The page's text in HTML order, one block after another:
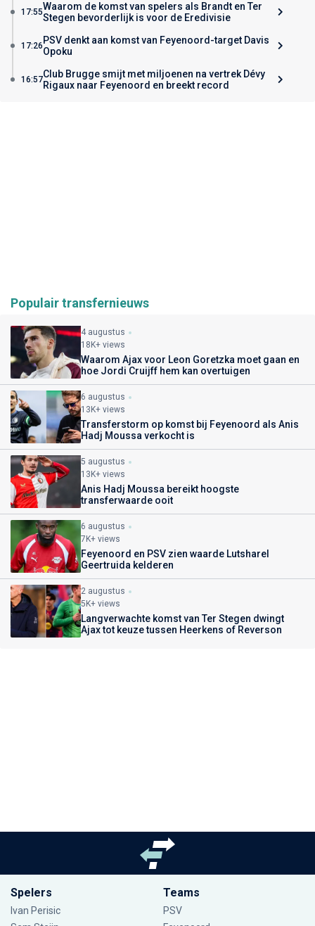
17:55Waarom de komst van spelers als Brandt en Ter
Stegen bevorderlijk is voor de Eredivisie
17:26 PSV denkt aan komst van Feyenoord-target Davis
Opoku
16:57Club Brugge smijt met miljoenen na vertrek Dévy
Rigaux naar Feyenoord en breekt record
Populair transfernieuws
4 augustus
18K+ views
Waarom Ajax voor Leon Goretzka moet gaan en
hoe Jordi Cruijff hem kan overtuigen
6 augustus
13K+ views
Transferstorm op komst bij Feyenoord als Anis
Hadj Moussa verkocht is
5 augustus
13K+ views
Anis Hadj Moussa bereikt hoogste
transferwaarde ooit
6 augustus
7K+ views
Feyenoord en PSV zien waarde Lutsharel
Geertruida kelderen
2 augustus
5K+ views
Langverwachte komst van Ter Stegen dwingt
Ajax tot keuze tussen Heerkens of Reverson
Spelers
Ivan Perisic
Teams
PSV